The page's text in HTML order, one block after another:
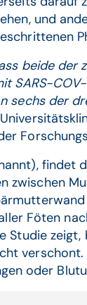
und
beide
SARS-
sechs der
findet
zwischen
Föten
Studie
oder